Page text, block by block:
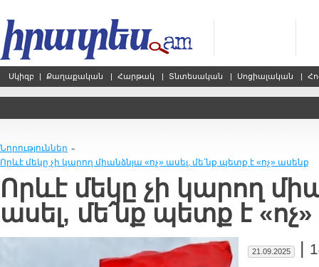
Սկիզբ | Քաղաքական | Հարթակ | Տնտեսական | Սոցիալական |
Նորություններ »
Որևէ մեկը չի կարող միանձնյա «ոչ» ասել, մե՛նք պետք է «ոչ» ասենք
Որևէ մեկը չի կարող
ասել, մե՛նք պետք է
21.09.2025